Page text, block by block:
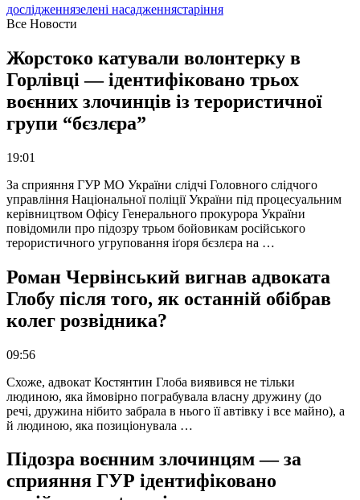
дослідженнязелені насадженнястаріння
Все Новости
Жорстоко катували волонтерку в
Горлівці — ідентифіковано трьох
воєнних злочинців із терористичної
групи “бєзлєра”
19:01
За сприяння ГУР МО України слідчі Головного слідчого
управління Національної поліції України під процесуальним
керівництвом Офісу Генерального прокурора України
повідомили про підозру трьом бойовикам російського
терористичного угруповання іґоря бєзлєра на …
Роман Червінський вигнав адвоката
Глобу після того, як останній обібрав
колег розвідника?
09:56
Схоже, адвокат Костянтин Глоба виявився не тільки
людиною, яка ймовірно пограбувала власну дружину (до
речі, дружина нібито забрала в нього її автівку і все майно), а
й людиною, яка позиціонувала …
Підозра воєнним злочинцям — за
сприяння ГУР ідентифіковано